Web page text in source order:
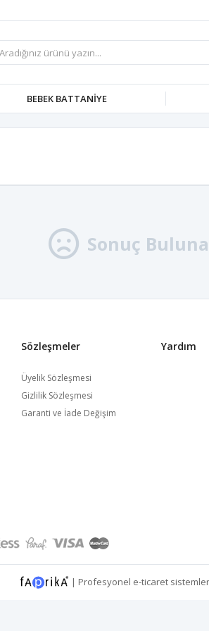
BEBEK BATTANIYE
Sonuç
Sözleşmeler
Üyelik Sözleşmesi
Gizlilik Sözleşmesi
Garanti ve İade Değişim
Yardım
| Profesyonel e-ticaret